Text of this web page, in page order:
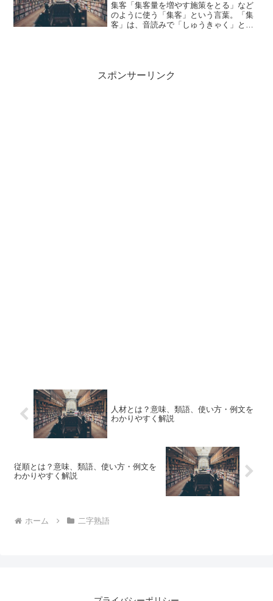
集客「集客量を増やす施策をとる」など
のように使う「集客」という言葉。「集
客」は、音読みで「しゅうきゃく」と読
スポンサーリンク
人材とは？意味、類語、使い方・例文を
わかりやすく解説
従順とは？意味、類語、使い方・例文を
わかりやすく解説
ホーム 二字熟語